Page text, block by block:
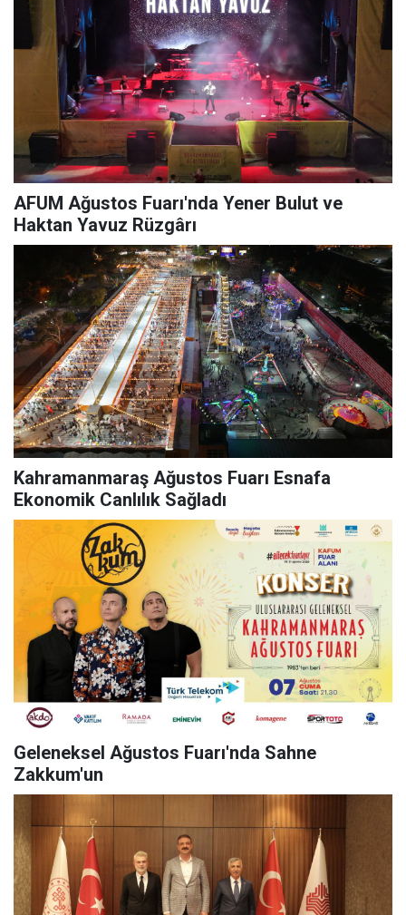
AFUM Ağustos Fuarı'nda Yener Bulut ve
Haktan Yavuz Rüzgârı
Kahramanmaraş Ağustos Fuarı Esnafa
Ekonomik Canlılık Sağladı
Geleneksel Ağustos Fuarı'nda Sahne
Zakkum'un